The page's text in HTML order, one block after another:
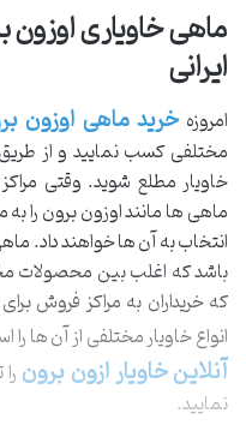
ماهی خاویاری
ایرانی
امروزهخرید ماهی اوزون
مختلفی کسب نمایید و از
خاویار مطلع شوید. وقتی
ماهی ها مانند اوزون برون را
انتخاب به آن ها خواهند داد.
باشد که اغلب بین محصولات
که خریداران به مراکز فروش
انواع خاویار مختلفی از آن ها
آنلاین خاویار ازون برون
نمایید.